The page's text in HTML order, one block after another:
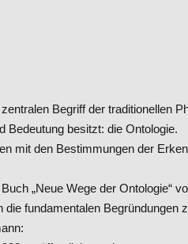
Begriff der traditionellen
Bedeutung besitzt: die Ontologie.
mit den Bestimmungen der
„Neue Wege der Ontologie“
fundamentalen Begründungen